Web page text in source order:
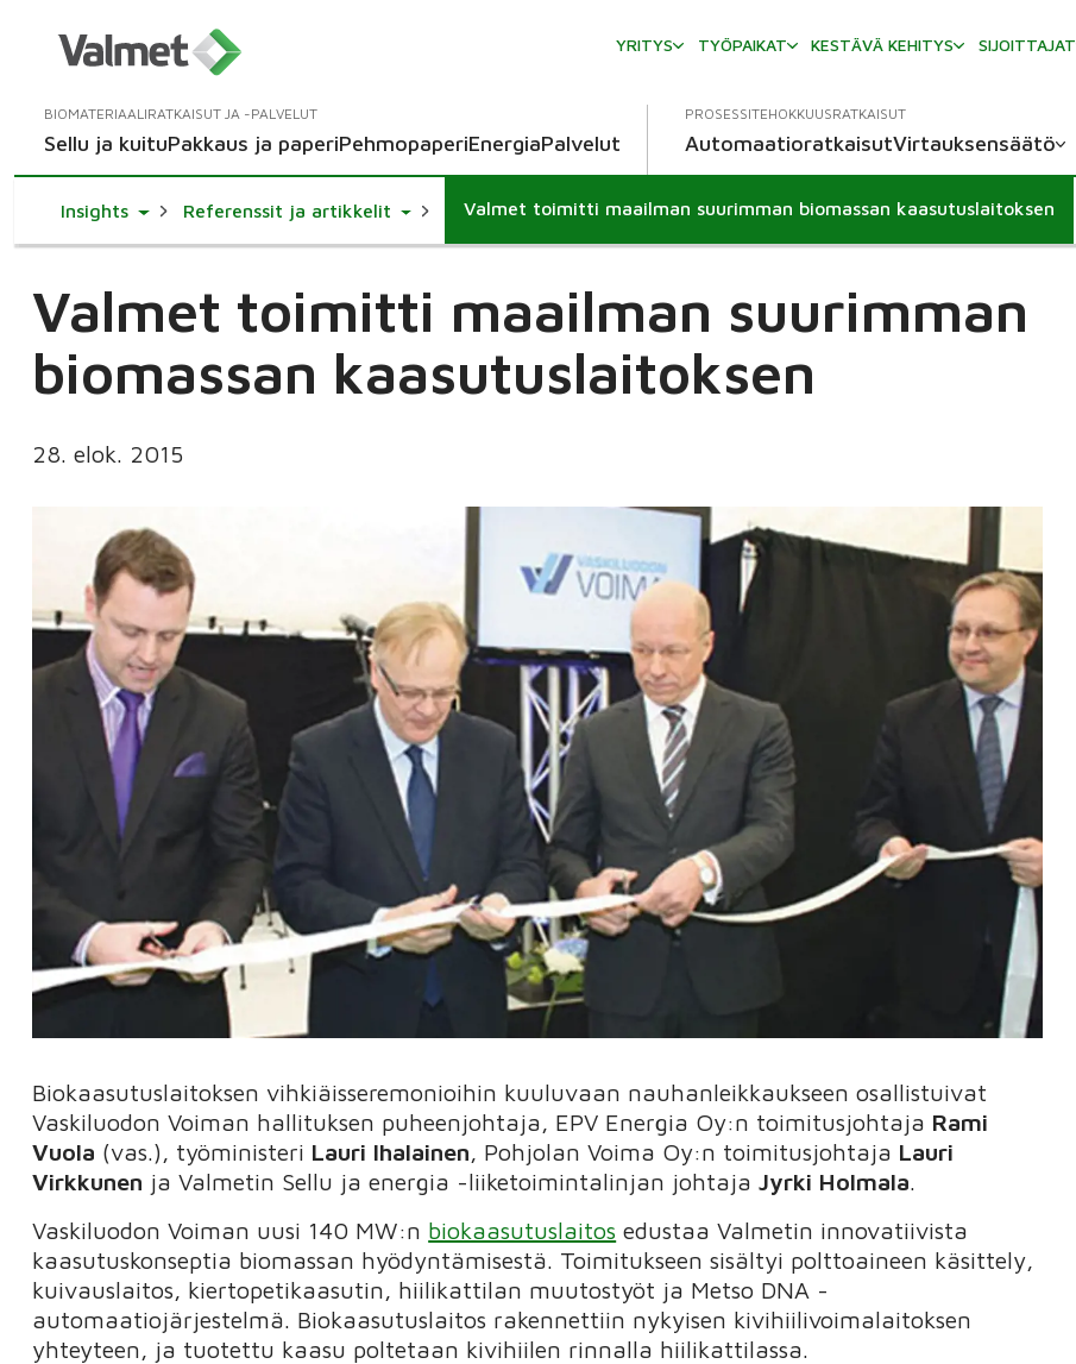
YRITYS
TYÖPAIKAT KESTÄVÄ KEHITYS SIJOITTAJAT
BIOMATERIAALIRATKAISUT JA -PALVELUT
Sellu ja kuituPakkaus ja paperiPehmopaperiEnergiaPalvelut
PROSESSITEHOKKUUSRATKAISUT
AutomaatioratkaisutVirtauksensäätö
InsightsToggle Dropdown
Referenssit ja artikkelitToggle Dropdown
Valmet toimitti maailman suurimman biomassan kaasutuslaitoksen
Valmet toimitti maailman suurimman
biomassan kaasutuslaitoksen
28. elok. 2015
Biokaasutuslaitoksen vihkiäisseremonioihin kuuluvaan nauhanleikkaukseen osallistuivat
Vaskiluodon Voiman hallituksen puheenjohtaja, EPV Energia Oy:n toimitusjohtaja Rami
Vuola (vas.), työministeri Lauri Ihalainen , Pohjolan Voima Oy:n toimitusjohtaja Lauri
Virkkunen ja Valmetin Sellu ja energia -liiketoimintalinjan johtajaJyrki Holmala
Vaskiluodon Voiman uusi 140 MW:n biokaasutuslaitos edustaa Valmetin innovatiivista
kaasutuskonseptia biomassan hyödyntämisestä. Toimitukseen sisältyi polttoaineen käsittely,
kuivauslaitos, kiertopetikaasutin, hiilikattilan muutostyöt ja Metso DNA -
automaatiojärjestelmä. Biokaasutuslaitos rakennettiin nykyisen kivihiilivoimalaitoksen
yhteyteen, ja tuotettu kaasu poltetaan kivihiilen rinnalla hiilikattilassa.